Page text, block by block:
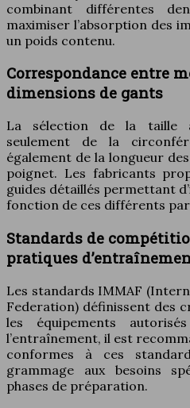
combinant différentes
maximiser l’absorption des
un poids contenu.
Correspondance entre
dimensions de gants
La sélection de la taille
seulement de la
également de la longueur
poignet. Les fabricants
guides détaillés permettant
fonction de ces différents
Standards de
pratiques
Les standards IMMAF
Federation) définissent des
les équipements
l’entraînement, il est
conformes à ces
grammage aux besoins
phases de préparation.